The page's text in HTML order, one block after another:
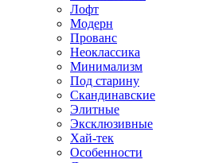
Лофт
Модерн
Прованс
Неоклассика
Минимализм
Под старину
Скандинавские
Элитные
Эксклюзивные
Хай-тек
Особенности